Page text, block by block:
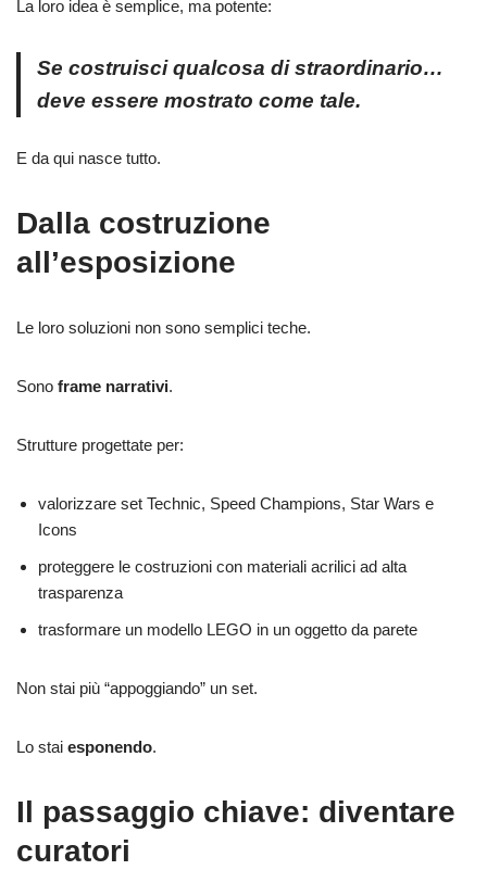
La loro idea è semplice, ma potente:
Se costruisci qualcosa di straordinario…
deve essere mostrato come tale.
E da qui nasce tutto.
Dalla costruzione
all’esposizione
Le loro soluzioni non sono semplici teche.
Sono frame narrativi.
Strutture progettate per:
valorizzare set Technic, Speed Champions, Star Wars e
Icons
proteggere le costruzioni con materiali acrilici ad alta
trasparenza
trasformare un modello LEGO in un oggetto da parete
Non stai più “appoggiando” un set.
Lo stai esponendo.
Il passaggio chiave: diventare
curatori